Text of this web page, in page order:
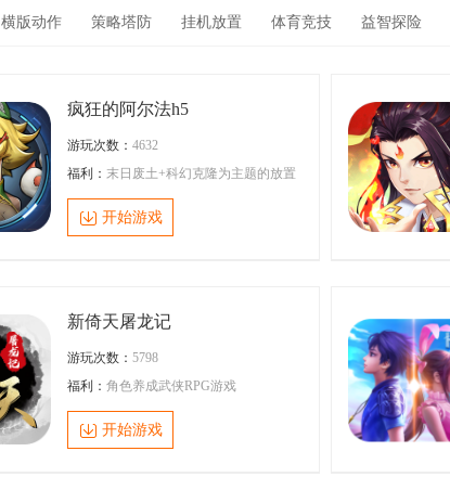
横版动作 策略塔防 挂机放置 体育竞技 益智探险
疯狂的阿尔法h5
游玩次数： 4632
福利： 末日废土+科幻克隆为主题的放置
开始游戏
新倚天屠龙记
游玩次数： 5798
福利： 角色养成武侠RPG游戏
开始游戏